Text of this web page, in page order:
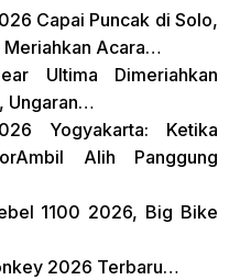
Capai Puncak di Solo,
Meriahkan Acara…
Ultima Dimeriahkan
Ungaran…
Yogyakarta: Ketika
Alih Panggung
1100 2026, Big Bike
2026 Terbaru…